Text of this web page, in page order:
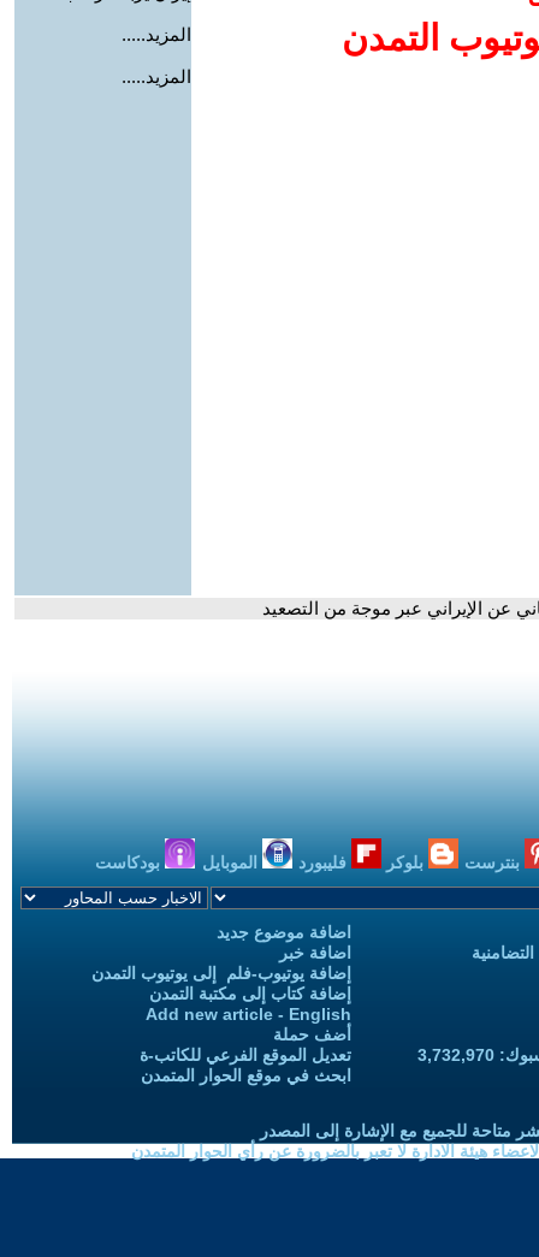
التمدن
المزيد.....
المزيد.....
عن الإيراني عبر موجة من التصعيد
بنترست بلوكر فليبورد الموبايل بودكاست
اضافة موضوع جديد
اضافة خبر
إضافة يوتيوب-فلم إلى يوتيوب التمدن
إضافة كتاب إلى مكتبة التمدن
Add new article - English
أضف حملة
تعديل الموقع الفرعي للكاتب-ة
ابحث في موقع الحوار المتمدن
متاحة للجميع مع الإشارة إلى المصدر
هيئة الادارة لا تعبر بالضرورة عن رأي الحوار المتمدن